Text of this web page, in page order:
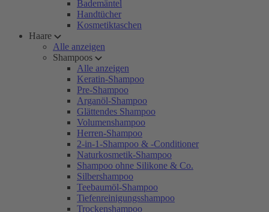
Bademäntel
Handtücher
Kosmetiktaschen
Haare
Alle anzeigen
Shampoos
Alle anzeigen
Keratin-Shampoo
Pre-Shampoo
Arganöl-Shampoo
Glättendes Shampoo
Volumenshampoo
Herren-Shampoo
2-in-1-Shampoo & -Conditioner
Naturkosmetik-Shampoo
Shampoo ohne Silikone & Co.
Silbershampoo
Teebaumöl-Shampoo
Tiefenreinigungsshampoo
Trockenshampoo